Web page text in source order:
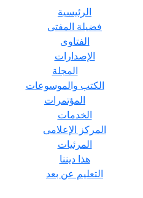
الرئيسية
فضيلة المفتى
الفتاوى
الإصدارات
المجلة
الكتب والموسوعات
المؤتمرات
الخدمات
المركز الإعلامى
المرئيات
هذا ديننا
التعليم عن بعد